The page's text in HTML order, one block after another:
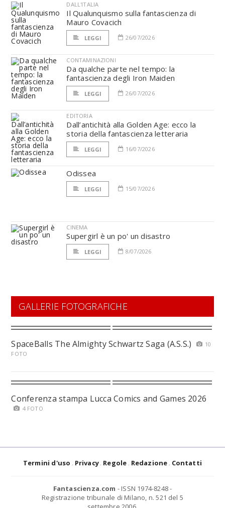
DALL'ITALIA
Il Qualunquismo sulla fantascienza di
Mauro Covacich
LEGGI 26/07/2026
CONTAMINAZIONI
Da qualche parte nel tempo: la
fantascienza degli Iron Maiden
LEGGI 26/07/2026
EDITORIA
Dall’antichità alla Golden Age: ecco la
storia della fantascienza letteraria
LEGGI 16/07/2026
Odissea
LEGGI 15/07/2026
CINEMA
Supergirl è un po' un disastro
LEGGI 8/07/2026
GALLERIE FOTOGRAFICHE
SpaceBalls The Almighty Schwartz Saga (A.S.S.)
10
FOTO
Conferenza stampa Lucca Comics and Games 2026
4 FOTO
Termini d'uso Privacy Regole Redazione Contatti
Fantascienza.com - ISSN 1974-8248 -
Registrazione tribunale di Milano, n. 521 del 5